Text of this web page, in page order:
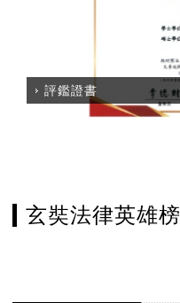
評鑑證書
玄奘法律英雄榜